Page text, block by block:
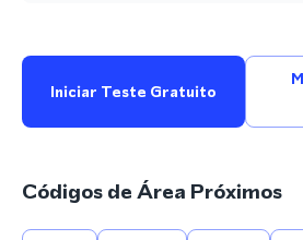
Iniciar Teste Gratuito
Códigos de Área Próximos